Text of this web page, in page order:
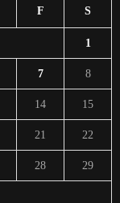
F S
1
7 8
14 15
21 22
28 29